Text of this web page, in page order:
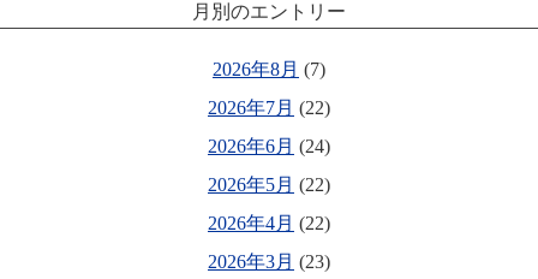
月別のエントリー
2026年8月 (7)
2026年7月 (22)
2026年6月 (24)
2026年5月 (22)
2026年4月 (22)
2026年3月 (23)